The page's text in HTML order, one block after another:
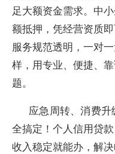
足大额资金需求。中
额抵押，凭经营资质
服务规范透明，一对
样，用专业、便捷、
题。
应急周转、消费
全搞定！个人信用贷
收入稳定就能办，解